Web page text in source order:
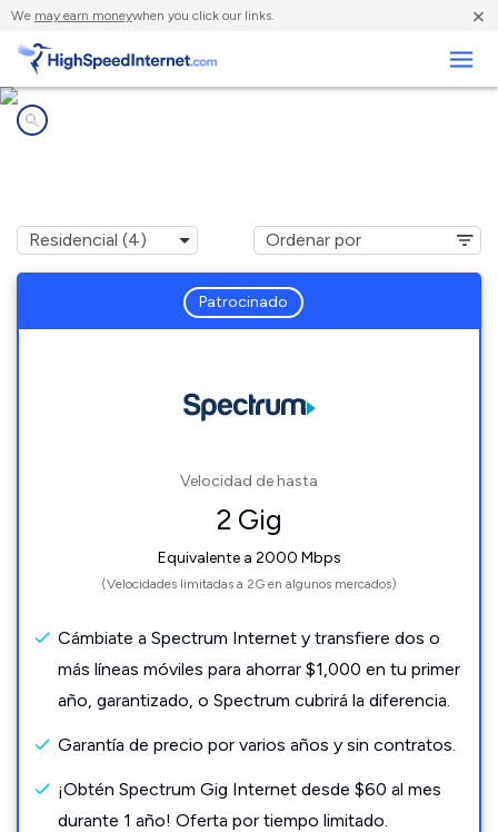
We may earn moneywhen you click our links. ×
Patrocinado
Velocidad de hasta
2 Gig
Equivalente a 2000 Mbps
(Velocidades limitadas a 2G en algunos mercados)
Cámbiate a Spectrum Internet y transfiere dos o
más líneas móviles para ahorrar $1,000 en tu primer
año, garantizado, o Spectrum cubrirá la diferencia.
Garantía de precio por varios años y sin contratos.
¡Obtén Spectrum Gig Internet desde $60 al mes
durante 1 año! Oferta por tiempo limitado.